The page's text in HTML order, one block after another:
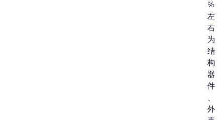
%
左
右
为
结
构
器
件
、
外